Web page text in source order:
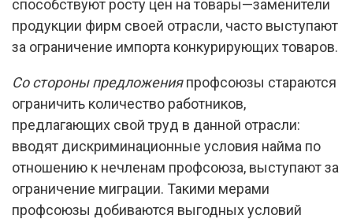
способствуют росту цен на товары—заменители
продукции фирм своей отрасли, часто выступают
за ограничение импорта конкурирующих товаров.
Со стороны предложенияпрофсоюзы стараются
ограничить количество работников,
предлагающих свой труд в данной отрасли:
вводят дискриминационные условия найма по
отношению к нечленам профсоюза, выступают за
ограничение миграции. Такими мерами
профсоюзы добиваются выгодных условий